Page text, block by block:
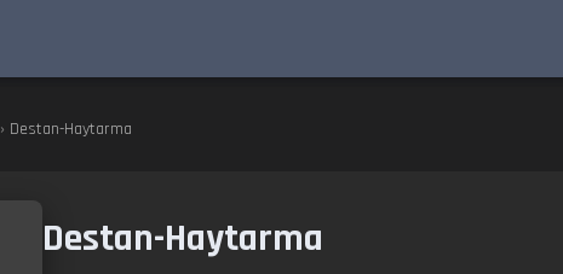
› Destan-Haytarma
Destan-Haytarma